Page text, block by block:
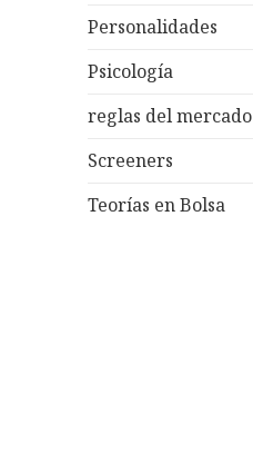
Personalidades
Psicología
reglas del mercado
Screeners
Teorías en Bolsa